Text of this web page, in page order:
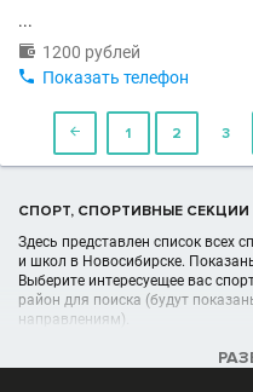
...
 1200 рублей
 Показать телефон
 1 2 3
СПОРТ, СПОРТИВНЫЕ
Здесь представлен список всех
и школ в Новосибирске.
Выберите интересуещее вас
район для поиска (будут
направлениям).